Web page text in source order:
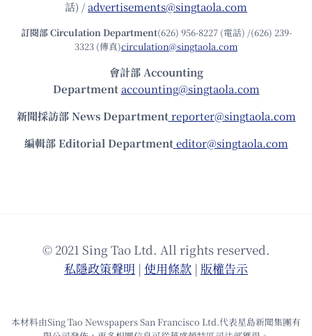
話) /advertisements@singtaola.com
訂閱部 Circulation Department(626) 956-8227 (電話) /(626) 239-
3323 (傳真)circulation@singtaola.com
會計部 Accounting
Department accounting@singtaola.com
新聞採訪部 News Department reporter@singtaola.com
編輯部 Editorial Department editor@singtaola.com
© 2021 Sing Tao Ltd. All rights reserved.
私隱政策聲明 | 使⽤條款 | 版權告⽰
本材料由Sing Tao Newspapers San Francisco Ltd.代表星島新聞集團有